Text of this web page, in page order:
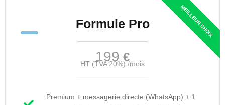
Formule Pro
199 €
HT (TVA 20%) /mois
Premium + messagerie directe (WhatsApp) + 1